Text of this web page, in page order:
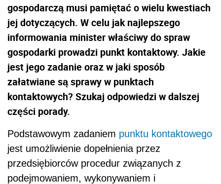
gospodarczą musi pamiętać o wielu kwestiach
jej dotyczących. W celu jak najlepszego
informowania minister właściwy do spraw
gospodarki prowadzi punkt kontaktowy. Jakie
jest jego zadanie oraz w jaki sposób
załatwiane są sprawy w punktach
kontaktowych? Szukaj odpowiedzi w dalszej
części porady.
Podstawowym zadaniem punktu kontaktowego
jest umożliwienie dopełnienia przez
przedsiębiorców procedur związanych z
podejmowaniem, wykonywaniem i